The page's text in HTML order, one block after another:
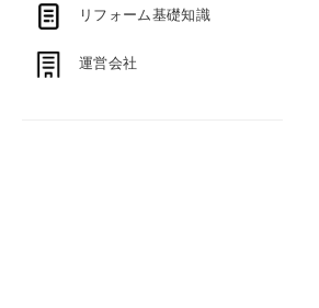
リフォーム基礎知識
運営会社